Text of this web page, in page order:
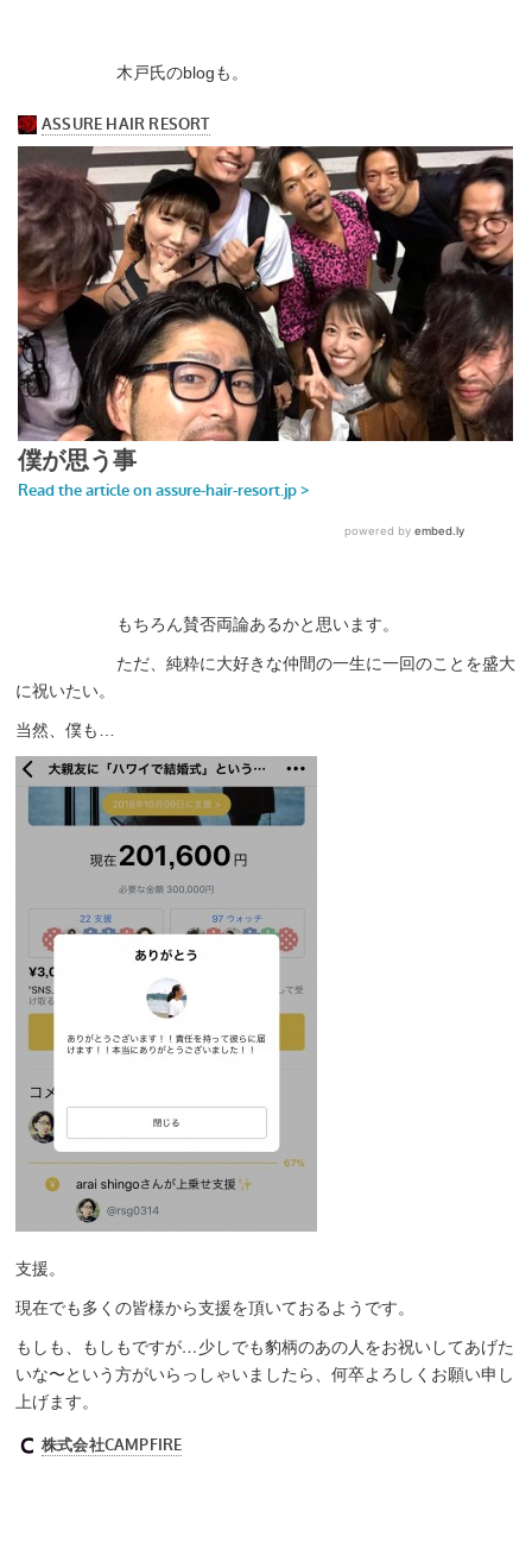
木戸氏のblogも。
もちろん賛否両論あるかと思います。
ただ、純粋に大好きな仲間の一生に一回のことを盛大
に祝いたい。
当然、僕も…
支援。
現在でも多くの皆様から支援を頂いておるようです。
もしも、もしもですが…少しでも豹柄のあの人をお祝いしてあげた
いな〜という方がいらっしゃいましたら、何卒よろしくお願い申し
上げます。